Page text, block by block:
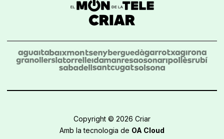
Copyright © 2026 Criar
Amb la tecnologia de OA Cloud